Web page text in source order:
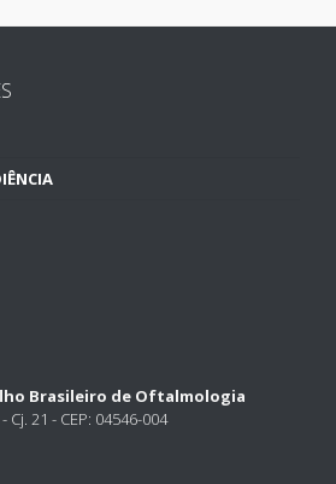
Brasileiro de Oftalmologia
Cj. 21 - CEP: 04546-004